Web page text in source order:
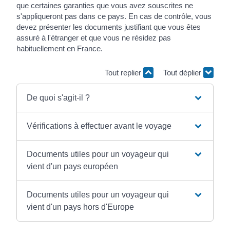
que certaines garanties que vous avez souscrites ne
s'appliqueront pas dans ce pays. En cas de contrôle, vous
devez présenter les documents justifiant que vous êtes
assuré à l'étranger et que vous ne résidez pas
habituellement en France.
Tout replier Tout déplier
De quoi s'agit-il ?
Vérifications à effectuer avant le voyage
Documents utiles pour un voyageur qui
vient d'un pays européen
Documents utiles pour un voyageur qui
vient d'un pays hors d'Europe